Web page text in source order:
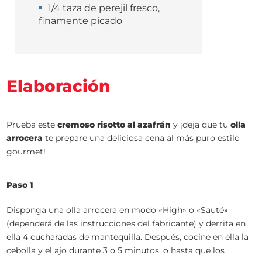
1/4 taza de perejil fresco,
finamente picado
Elaboración
Prueba estecremoso risotto al azafrán y ¡deja que tuolla
arrocera te prepare una deliciosa cena al más puro estilo
gourmet!
Paso 1
Disponga una olla arrocera en modo «High» o «Sauté»
(dependerá de las instrucciones del fabricante) y derrita en
ella 4 cucharadas de mantequilla. Después, cocine en ella la
cebolla y el ajo durante 3 o 5 minutos, o hasta que los